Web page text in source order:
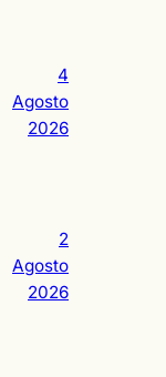
4
Agosto
2026
2
Agosto
2026